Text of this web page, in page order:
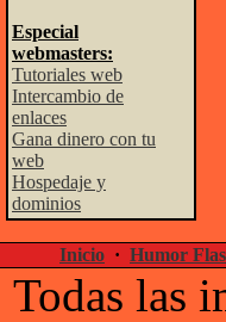
Especial
webmasters:
Tutoriales web
Intercambio de
enlaces
Gana dinero con tu
web
Hospedaje y
dominios
Inicio · Humor
Todas las